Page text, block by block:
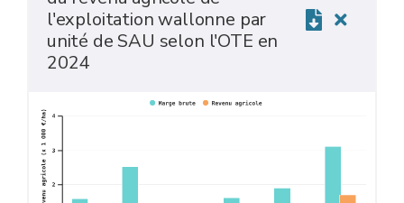
l'exploitation wallonne par
unité de SAU selon l'OTE en
2024